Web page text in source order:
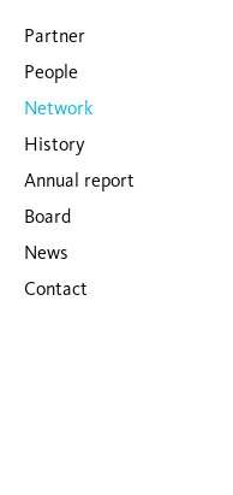
Skip navigation
Partner
People
Network
History
Annual report
Board
News
Contact